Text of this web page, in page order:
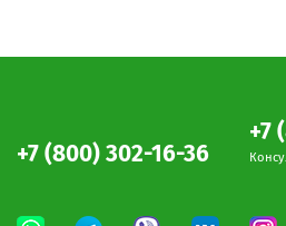
+7 (800) 302-16-36
+7